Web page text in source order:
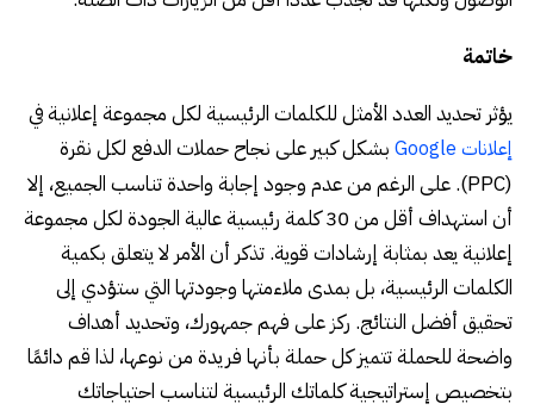
خاتمة
يؤثر تحديد العدد الأمثل للكلمات الرئيسية لكل مجموعة إعلانية في
إعلانات Google
بشكل كبير على نجاح حملات الدفع لكل نقرة
(PPC). على الرغم من عدم وجود إجابة واحدة تناسب الجميع، إلا
أن استهداف أقل من 30 كلمة رئيسية عالية الجودة لكل مجموعة
إعلانية يعد بمثابة إرشادات قوية. تذكر أن الأمر لا يتعلق بكمية
الكلمات الرئيسية، بل بمدى ملاءمتها وجودتها التي ستؤدي إلى
تحقيق أفضل النتائج. ركز على فهم جمهورك، وتحديد أهداف
واضحة للحملة تتميز كل حملة بأنها فريدة من نوعها، لذا قم دائمًا
بتخصيص إستراتيجية كلماتك الرئيسية لتناسب احتياجاتك